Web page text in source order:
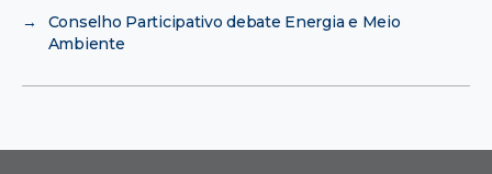
→
Conselho Participativo debate Energia e Meio
Ambiente